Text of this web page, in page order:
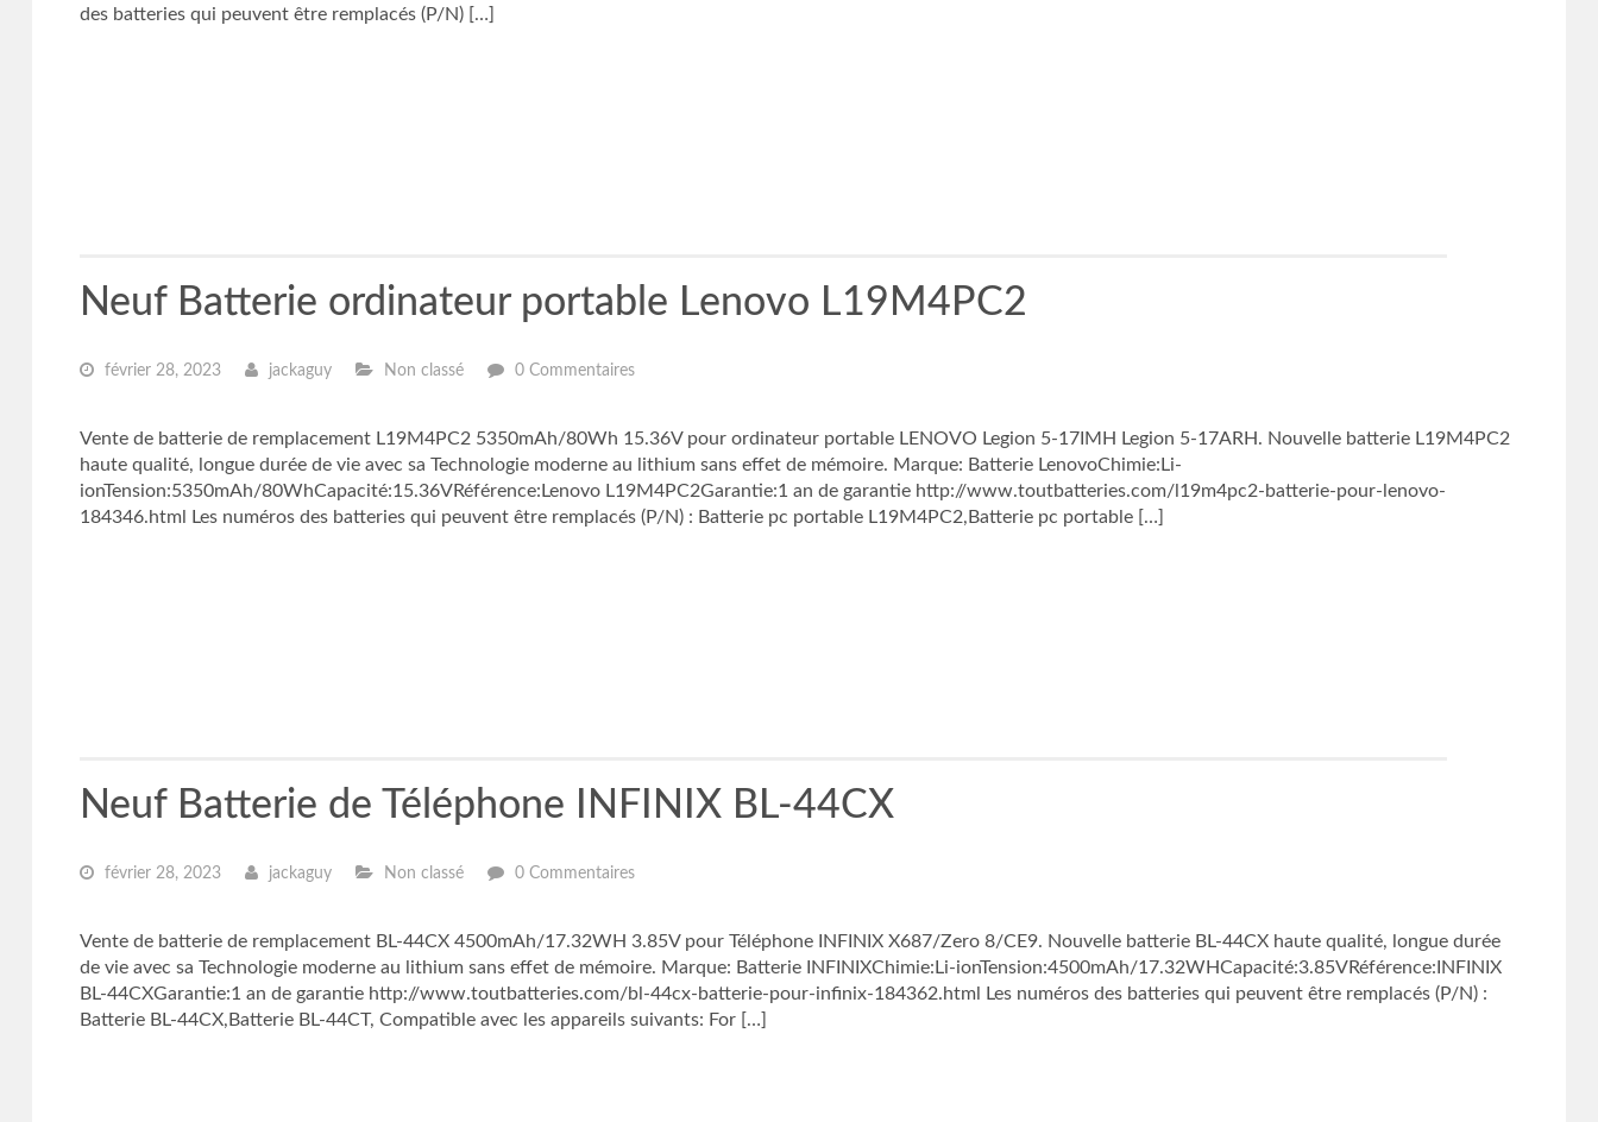
des batteries qui peuvent être remplacés (P/N) […]
Neuf Batterie ordinateur portable Lenovo L19M4PC2
février 28, 2023 jackaguy Non classé 0 Commentaires
Vente de batterie de remplacement L19M4PC2 5350mAh/80Wh 15.36V pour ordinateur portable LENOVO Legion 5-17IMH Legion 5-17ARH. Nouvelle batterie L19M4PC2
haute qualité, longue durée de vie avec sa Technologie moderne au lithium sans effet de mémoire. Marque: Batterie LenovoChimie:Li-
ionTension:5350mAh/80WhCapacité:15.36VRéférence:Lenovo L19M4PC2Garantie:1 an de garantie http://www.toutbatteries.com/l19m4pc2-batterie-pour-lenovo-
184346.html Les numéros des batteries qui peuvent être remplacés (P/N) : Batterie pc portable L19M4PC2,Batterie pc portable […]
Neuf Batterie de Téléphone INFINIX BL-44CX
février 28, 2023 jackaguy Non classé 0 Commentaires
Vente de batterie de remplacement BL-44CX 4500mAh/17.32WH 3.85V pour Téléphone INFINIX X687/Zero 8/CE9. Nouvelle batterie BL-44CX haute qualité, longue durée
de vie avec sa Technologie moderne au lithium sans effet de mémoire. Marque: Batterie INFINIXChimie:Li-ionTension:4500mAh/17.32WHCapacité:3.85VRéférence:INFINIX
BL-44CXGarantie:1 an de garantie http://www.toutbatteries.com/bl-44cx-batterie-pour-infinix-184362.html Les numéros des batteries qui peuvent être remplacés (P/N) :
Batterie BL-44CX,Batterie BL-44CT, Compatible avec les appareils suivants: For […]